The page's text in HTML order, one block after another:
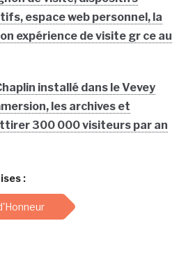
espace web personnel, la
expérience de visite gr ce au
installé dans le Vevey
les archives et
300 000 visiteurs par an
: